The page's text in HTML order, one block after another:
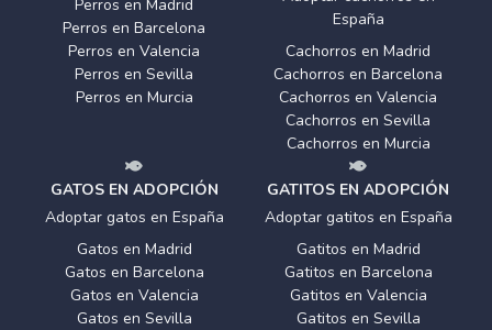
Perros en Madrid
Perros en Barcelona
Perros en Valencia
Perros en Sevilla
Perros en Murcia
España
Cachorros en Madrid
Cachorros en Barcelona
Cachorros en Valencia
Cachorros en Sevilla
Cachorros en Murcia
GATOS EN ADOPCIÓN
Adoptar gatos en España
Gatos en Madrid
Gatos en Barcelona
Gatos en Valencia
Gatos en Sevilla
GATITOS EN ADOPCIÓN
Adoptar gatitos en España
Gatitos en Madrid
Gatitos en Barcelona
Gatitos en Valencia
Gatitos en Sevilla